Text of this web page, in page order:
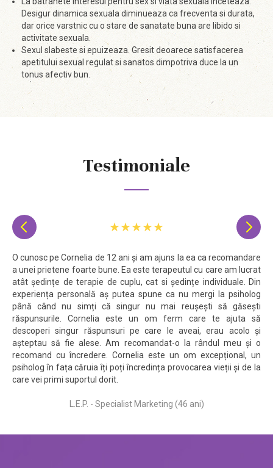
Desigur dinamica sexuala diminueaza ca frecventa si durata,
dar orice varstnic cu o stare de sanatate buna are libido si
activitate sexuala.
Sexul slabeste si epuizeaza. Gresit deoarece satisfacerea
apetitului sexual regulat si sanatos dimpotriva duce la un
tonus afectiv bun.
Testimoniale
★★★★★
O cunosc pe Cornelia de 12 ani și am ajuns la ea ca recomandare
a unei prietene foarte bune. Ea este terapeutul cu care am lucrat
atât ședințe de terapie de cuplu, cat si ședințe individuale. Din
experiența personală aș putea spune ca nu mergi la psiholog
până când nu simți că singur nu mai reușești să găsești
răspunsurile. Cornelia este un om ferm care te ajuta să
descoperi singur răspunsuri pe care le aveai, erau acolo și
așteptau să fie alese. Am recomandat-o la rândul meu și o
recomand cu încredere. Cornelia este un om excepțional, un
psiholog în fața căruia îți poți încredința provocarea vieții și de la
care vei primi suportul dorit.
L.E.P. - Specialist Marketing (46 ani)
 